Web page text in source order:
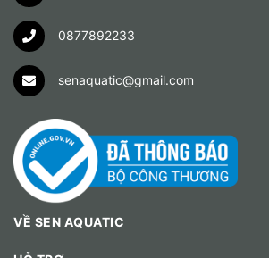
0877892233
senaquatic@gmail.com
VỀ SEN AQUATIC